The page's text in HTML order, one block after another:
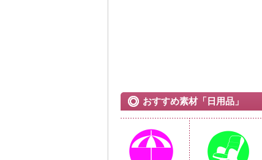
おすすめ素材「日用品」